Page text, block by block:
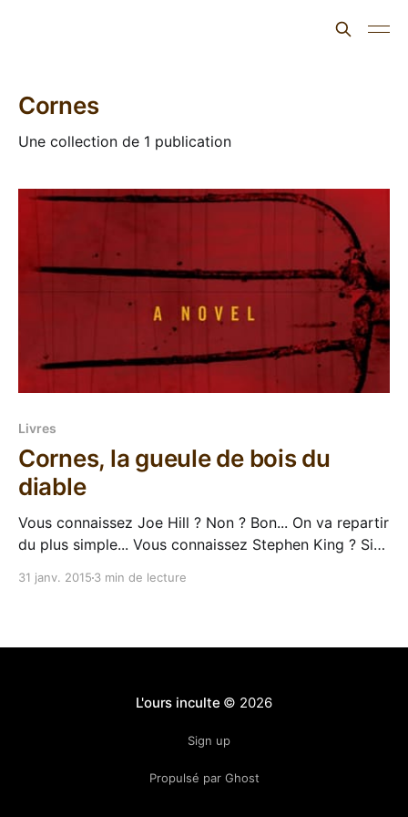
Cornes
Une collection de 1 publication
Livres
Cornes, la gueule de bois du
diable
Vous connaissez Joe Hill ? Non ? Bon... On va repartir
du plus simple... Vous connaissez Stephen King ? Si
j'veux plus vous voir. Voilà, maintenant qu'on est
31 janv. 2015 3 min de lecture
L'ours inculte © 2026
Sign up
Propulsé par Ghost